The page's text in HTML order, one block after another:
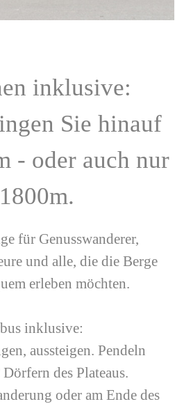
inklusive:
Sie hinauf
- oder auch nur
für Genusswanderer,
und alle, die die Berge
erleben möchten.
inklusive:
aussteigen. Pendeln
des Plateaus.
oder am Ende des